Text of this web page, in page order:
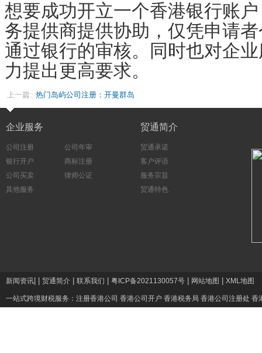
想要成功开立一个香港银行账
务提供商提供协助，仅凭申请
通过银行的审核。同时也对企
力提出更高要求。
上一篇: 热门岛屿公司注册：开曼群岛
企业服务
公司注册
公司年审
银行开户
商标注册
公司买卖
律师公证
其他服务
贸通简介
贸通承诺
客户评语
服务宗旨
贸通特色
新闻资讯 贸通简介 联系我们 粤ICP备2021130057号 网站地图 XML地图
一站式跨境财税服务： 注册香港公司 香港公司开户 香港税务局 香港公司注册处 香